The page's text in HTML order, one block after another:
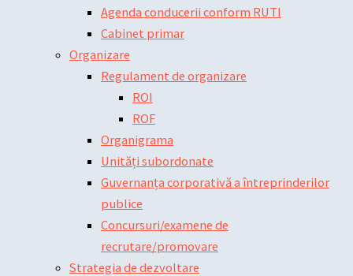
Agenda conducerii conform RUTI
Cabinet primar
Organizare
Regulament de organizare
ROI
ROF
Organigrama
Unități subordonate
Guvernanța corporativă a întreprinderilor
publice
Concursuri/examene de
recrutare/promovare
Strategia de dezvoltare